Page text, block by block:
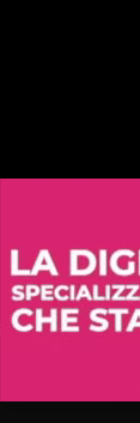
- P.IVA